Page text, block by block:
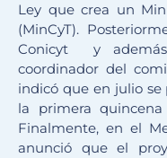
Ley que crea un
(MinCyT).
Conicyt y
coordinador del
indicó que en julio
la primera
Finalmente, en el
anunció que el